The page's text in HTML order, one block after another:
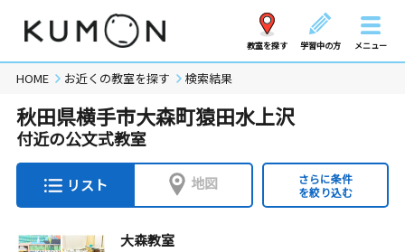
教室を探す 学習中の方 メニュー
HOME お近くの教室を探す 検索結果
秋田県横手市大森町猿田水上沢
付近の公文式教室
リスト 地図
さらに条件
を絞り込む
大森教室